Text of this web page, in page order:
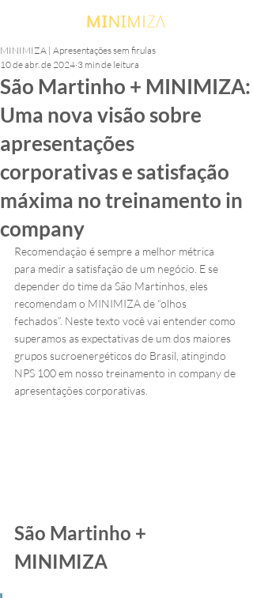
São Martinho + MINIMIZA:
Uma nova visão sobre
apresentações
corporativas e satisfação
máxima no treinamento in
company
MINIMIZA | Apresentações sem firulas
10 de abr. de 2024 3 min de leitura
Recomendação é sempre a melhor métrica
para medir a satisfação de um negócio. E se
depender do time da São Martinhos, eles
recomendam o MINIMIZA de “olhos
fechados”. Neste texto você vai entender como
superamos as expectativas de um dos maiores
grupos sucroenergéticos do Brasil, atingindo
NPS 100 em nosso treinamento in company de
apresentações corporativas.
São Martinho +
MINIMIZA